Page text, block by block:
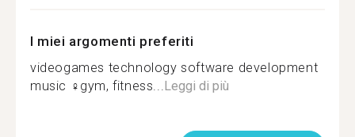
I miei argomenti preferiti
videogames technology software development
music ️‍♀️gym, fitness...Leggi di più